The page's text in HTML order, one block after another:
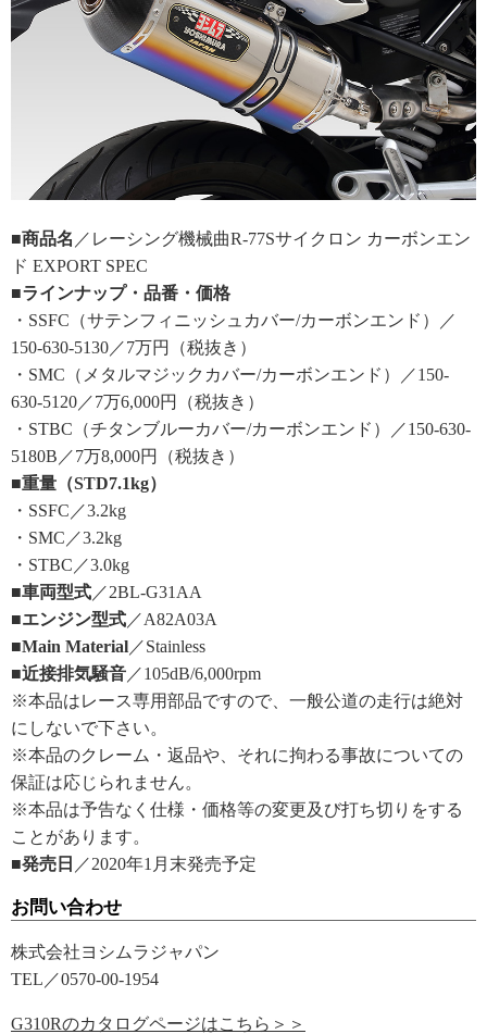
■商品名 ／レーシング機械曲R-77Sサイクロン カーボンエン
ド EXPORT SPEC
■ラインナップ・品番・価格
・SSFC（サテンフィニッシュカバー/カーボンエンド）／
150-630-5130／7万円（税抜き）
・SMC（メタルマジックカバー/カーボンエンド）／150-
630-5120／7万6,000円（税抜き）
・STBC（チタンブルーカバー/カーボンエンド）／150-630-
5180B／7万8,000円（税抜き）
■重量（STD7.1kg）
・SSFC／3.2kg
・SMC／3.2kg
・STBC／3.0kg
■車両型式 ／2BL-G31AA
■エンジン型式 ／A82A03A
■Main Material ／Stainless
■近接排気騒音 ／105dB/6,000rpm
※本品はレース専用部品ですので、一般公道の走行は絶対
にしないで下さい。
※本品のクレーム・返品や、それに拘わる事故についての
保証は応じられません。
※本品は予告なく仕様・価格等の変更及び打ち切りをする
ことがあります。
■発売日 ／2020年1月末発売予定
お問い合わせ
株式会社ヨシムラジャパン
TEL／0570-00-1954
G310Rのカタログページはこちら＞＞